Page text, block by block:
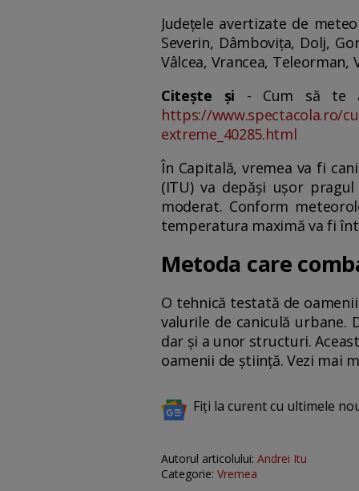
Judeţele avertizate de
Severin, Dâmboviţa, Dolj,
Vâlcea, Vrancea, Teleorman,
Citește și - Cum să te
https://www.spectacola.ro/
extreme_40285.html
În Capitală, vremea va fi
(ITU) va depăși uşor
moderat. Conform
temperatura maximă va fi
Metoda care
O tehnică testată de
valurile de caniculă
dar şi a unor structuri.
oamenii de știință. Vezi mai
Fiți la curent cu ultimele
Autorul articolului: Andrei Itu
Categorie: Vremea